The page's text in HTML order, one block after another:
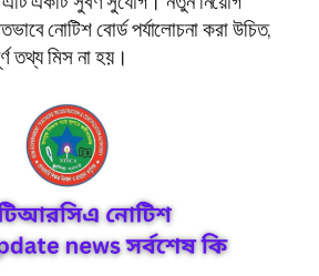
নোটিশ বোর্ড পর্যালোচনা করা উচিত,
তথ্য মিস না হয়।